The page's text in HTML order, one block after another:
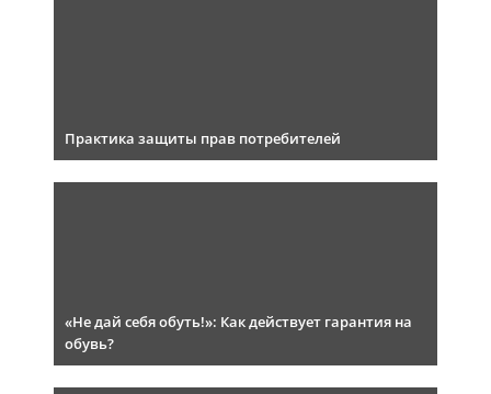
Практика защиты прав потребителей
«Не дай себя обуть!»: Как действует гарантия на
обувь?